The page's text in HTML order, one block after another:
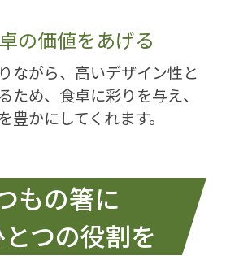
の価値をあげる
ながら、高いデザイン性と
ため、 食卓に彩りを与え、
豊かにしてくれます。
もの箸に
つの役割を